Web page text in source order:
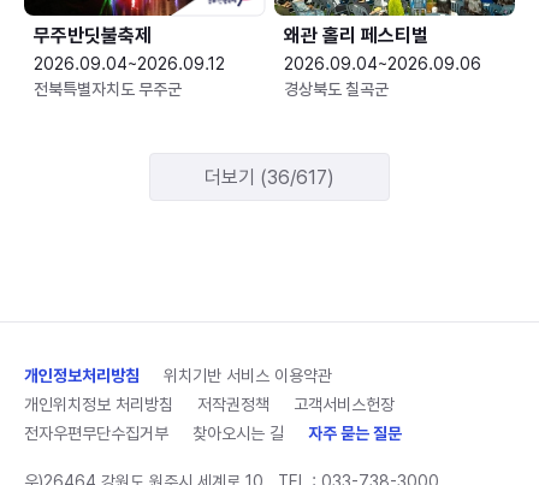
무주반딧불축제
2026.09.04~2026.09.12
전북특별자치도 무주군
왜관 홀리 페스티벌
2026.09.04~2026.09.06
경상북도 칠곡군
더보기 (36/617)
개인정보처리방침
위치기반 서비스 이용약관
개인위치정보 처리방침
저작권정책
고객서비스헌장
전자우편무단수집거부
찾아오시는 길 자주 묻는 질문